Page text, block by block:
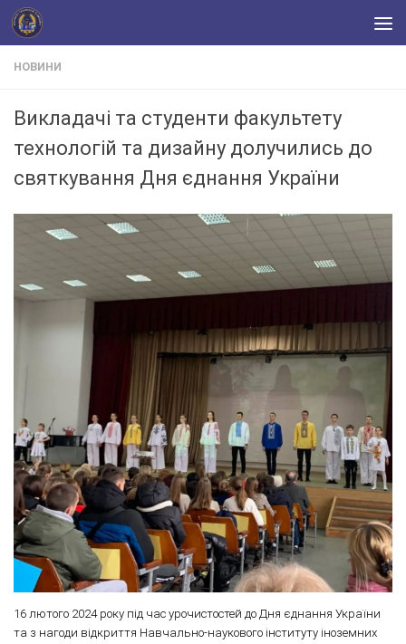
Skip to content
НОВИНИ
Викладачі та студенти факультету
технологій та дизайну долучились до
святкування Дня єднання України
16 лютого 2024 року під час урочистостей до Дня єднання України
та з нагоди відкриття Навчально-наукового інституту іноземних